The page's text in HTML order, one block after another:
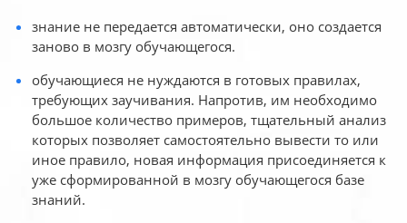
знание не передается автоматически, оно создается
заново в мозгу обучающегося.
обучающиеся не нуждаются в готовых правилах,
требующих заучивания. Напротив, им необходимо
большое количество примеров, тщательный анализ
которых позволяет самостоятельно вывести то или
иное правило, новая информация присоединяется к
уже сформированной в мозгу обучающегося базе
знаний.